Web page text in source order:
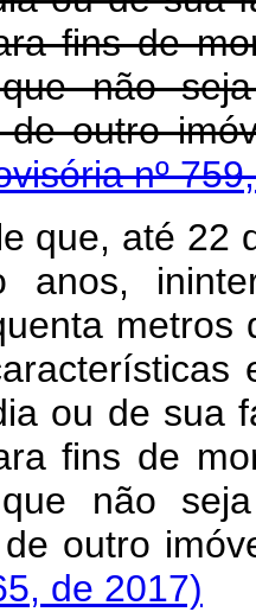
fins de
não
de outro
nº
que, até 22
anos,
metros
ou de sua
fins de
não
de outro
de 2017)